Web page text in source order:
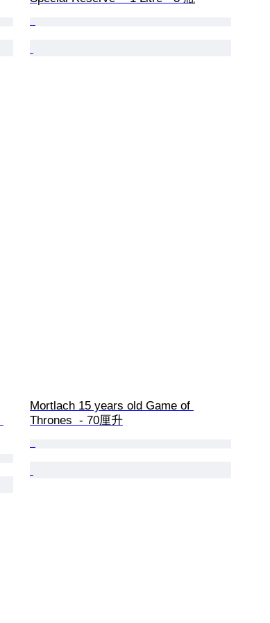
Mortlach 15 years old Game of
Thrones  - 70厘升